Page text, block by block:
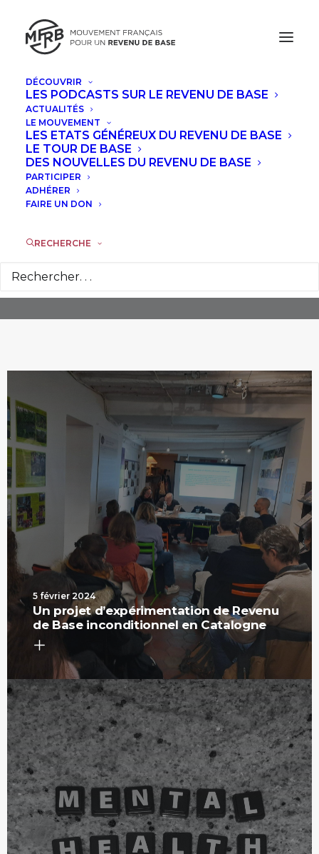
DÉCOUVRIR
LES PODCASTS SUR LE REVENU DE BASE
ACTUALITÉS
LE MOUVEMENT
LES ETATS GÉNÉREUX DU REVENU DE BASE
LE TOUR DE BASE
DES NOUVELLES DU REVENU DE BASE
PARTICIPER
ADHÉRER
FAIRE UN DON
RECHERCHE
Expérimentation
5 février 2024
Un projet d’expérimentation de Revenu
de Base inconditionnel en Catalogne